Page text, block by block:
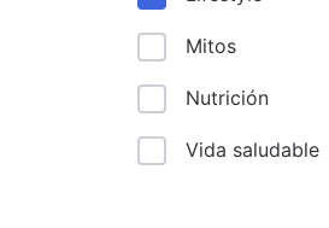
Mitos
Nutrición
Vida saludable